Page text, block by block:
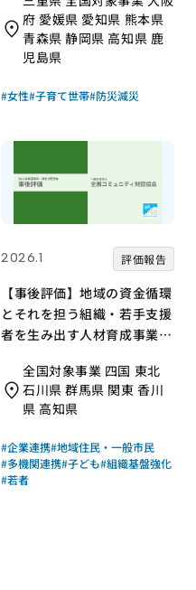
府 愛媛県 愛知県 熊本県
青森県 静岡県 高知県 鹿
児島県
#女性#子育て世帯#防災減災
2026.1 評価報告
【事後評価】地域の資金循環
とそれを担う組織・若手支援
者を生み出す人材育成事業｜
［21年度通常枠］
全国対象事業 四国 東北
石川県 群馬県 関東 香川
県 高知県
#企業連携#地域住民・一般市民
#多機関連携#子ども#組織基盤強化
#若者